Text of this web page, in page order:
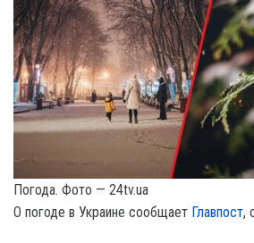
Погода. Фото — 24tv.ua
О погоде в Украине сообщает Главпост,